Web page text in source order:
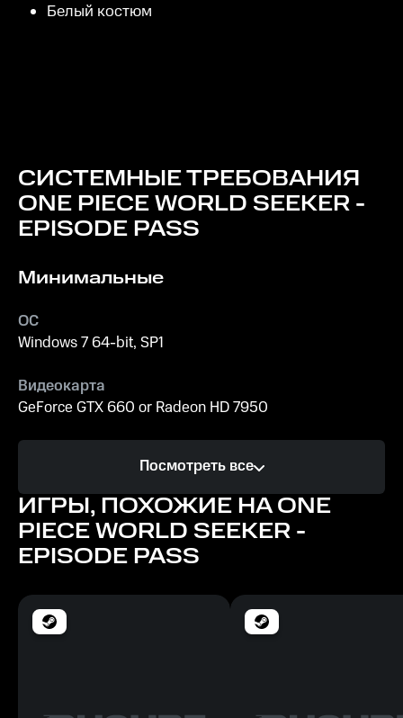
Белый костюм
СИСТЕМНЫЕ ТРЕБОВАНИЯ
ONE PIECE WORLD SEEKER -
EPISODE PASS
Минимальные
ОС
Windows 7 64-bit, SP1
Видеокарта
GeForce GTX 660 or Radeon HD 7950
Intel Core i5-2300 or AMD A10-7850K
Память
4 GB ОЗУ
25 GB
Посмотреть все
ИГРЫ, ПОХОЖИЕ НА ONE
PIECE WORLD SEEKER -
EPISODE PASS